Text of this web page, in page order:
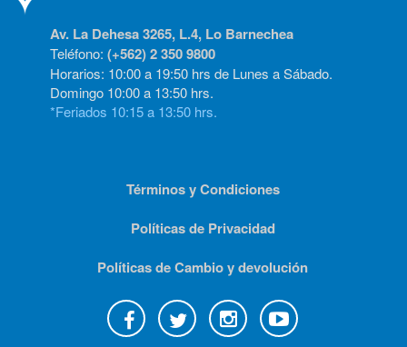
Av. La Dehesa 3265, L.4, Lo Barnechea
Teléfono: (+562) 2 350 9800
Horarios: 10:00 a 19:50 hrs de Lunes a Sábado.
Domingo 10:00 a 13:50 hrs.
*Feriados 10:15 a 13:50 hrs.
Términos y Condiciones
Políticas de Privacidad
Políticas de Cambio y devolución